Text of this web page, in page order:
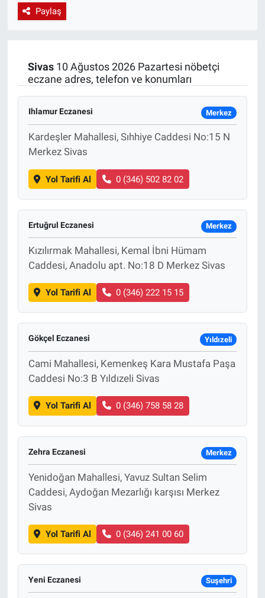
Paylaş
Sivas10 Ağustos 2026 Pazartesi nöbetçi
eczane adres, telefon ve konumları
Ihlamur Eczanesi Merkez
Kardeşler Mahallesi, Sıhhiye Caddesi No:15 N
Merkez Sivas
Yol Tarifi Al 0 (346) 502 82 02
Ertuğrul Eczanesi Merkez
Kızılırmak Mahallesi, Kemal İbni Hümam
Caddesi, Anadolu apt. No:18 D Merkez Sivas
Yol Tarifi Al 0 (346) 222 15 15
Gökçel Eczanesi Yıldızeli
Cami Mahallesi, Kemenkeş Kara Mustafa Paşa
Caddesi No:3 B Yıldızeli Sivas
Yol Tarifi Al 0 (346) 758 58 28
Zehra Eczanesi Merkez
Yenidoğan Mahallesi, Yavuz Sultan Selim
Caddesi, Aydoğan Mezarlığı karşısı Merkez
Sivas
Yol Tarifi Al 0 (346) 241 00 60
Yeni Eczanesi Suşehri
EndüstriST
Endüstri 4.0 Uygulamaları
Ağır Sanayi Çözümleri